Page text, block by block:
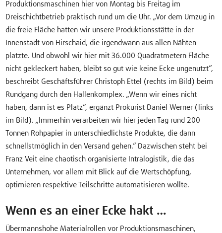
Produktionsmaschinen hier von Montag bis Freitag im
Dreischichtbetrieb praktisch rund um die Uhr. „Vor dem Umzug in
die freie Fläche hatten wir unsere Produktionsstätte in der
Innenstadt von Hirschaid, die irgendwann aus allen Nähten
platzte. Und obwohl wir hier mit 36.000 Quadratmetern Fläche
nicht gekleckert haben, bleibt so gut wie keine Ecke ungenutzt“,
beschreibt Geschäftsführer Christoph Ettel (rechts im Bild) beim
Rundgang durch den Hallenkomplex. „Wenn wir eines nicht
haben, dann ist es Platz“, ergänzt Prokurist Daniel Werner (links
im Bild). „Immerhin verarbeiten wir hier jeden Tag rund 200
Tonnen Rohpapier in unterschiedlichste Produkte, die dann
schnellstmöglich in den Versand gehen.“ Dazwischen steht bei
Franz Veit eine chaotisch organisierte Intralogistik, die das
Unternehmen, vor allem mit Blick auf die Wertschöpfung,
optimieren respektive Teilschritte automatisieren wollte.
Wenn es an einer Ecke hakt …
Übermannshohe Materialrollen vor Produktionsmaschinen,